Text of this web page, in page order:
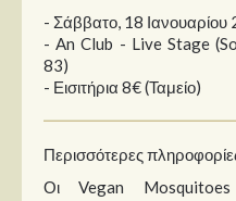
Στήλες
Small Talk
Blog
- Σάββατο, 18 Ιανουαρίου
- An Club - Live Stage
83)
- Εισιτήρια 8€ (Ταμείο)
Περισσότερες
Οι Vegan Mosquitoes